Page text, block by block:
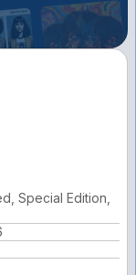
Special Edition,